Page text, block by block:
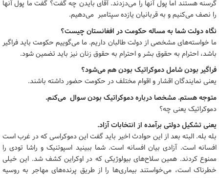
گرسنه هستند اما پول آنها را می‌دزدند. آقای بایدن چه گفت؟ گفت ما پول آنها
را نصف می‌کنیم و به قربانیان یازده سپتامبر می‌دهیم.
نگاه دولت شما به مساله حکومت در افغانستان چیست؟
ما خواسته‌های مشخصی از دولت طالبان داریم. ما می‌گوییم حکومت باید فراگیر
باشد، احترام به حقوق بشر و احترام به حقوق زنان نیز باید تضمین شود.
فراگیر بودن شامل دموکراتیک بودن هم می‌شود؟
یعنی نمایندگان اقشار و اقوام مختلف در حکومت حضور داشته باشند.
متوجه هستم. مشخصا درباره دموکراتیک بودن سوال می‌کنم.
دموکراتیک یعنی چه؟
یعنی تشکیل دولتی برآمده از انتخابات آزاد.
بله بله. البته بعد از این حوادث اخیر باید گفت این دموکراسی که در غرب است
افسانه است. آزادی بیان افسانه است. شما ببینید اسپوتنیک و راشا تودی را
ممنوع کردند. همین سلاح‌های بیولوژیکی که در اوکراین کشف شد. این خیلی
خطرناک است، می‌خواستند بیماری‌ها را از طریق پرنده‌های مهاجر به روسیه